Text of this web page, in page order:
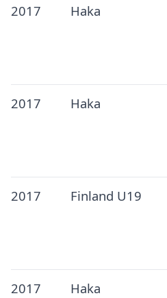
2017 Haka
2017 Haka
2017 Finland U19
2017 Haka